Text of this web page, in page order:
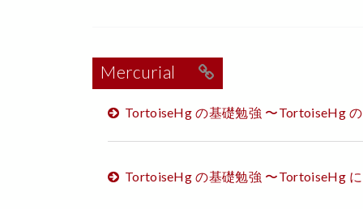
Mercurial
TortoiseHg の基礎勉強 〜TortoiseHg
TortoiseHg の基礎勉強 〜TortoiseHg